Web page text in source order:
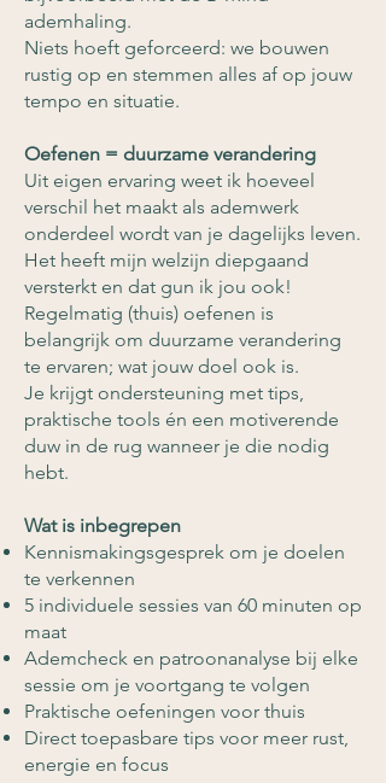
ademhaling.
Niets hoeft geforceerd: we bouwen
rustig op en stemmen alles af op jouw
tempo en situatie.
Oefenen = duurzame verandering
Uit eigen ervaring weet ik hoeveel
verschil het maakt als ademwerk
onderdeel wordt van je dagelijks leven.
Het heeft mijn welzijn diepgaand
versterkt en dat gun ik jou ook!
Regelmatig (thuis) oefenen is
belangrijk om duurzame verandering
te ervaren; wat jouw doel ook is.
Je krijgt ondersteuning met tips,
praktische tools én een motiverende
duw in de rug wanneer je die nodig
hebt.
Wat is inbegrepen
Kennismakingsgesprek om je doelen
te verkennen
5 individuele sessies van 60 minuten op
maat
Ademcheck en patroonanalyse bij elke
sessie om je voortgang te volgen
Praktische oefeningen voor thuis
Direct toepasbare tips voor meer rust,
energie en focus